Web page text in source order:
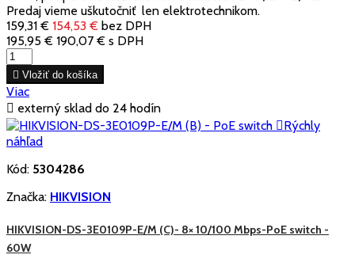
Predaj vieme uškutočniť len elektrotechnikom.
159,31 € 154,53 € bez DPH
195,95 € 190,07 € s DPH
 Vložiť do košíka
Viac
 externý sklad do 24 hodín
Rýchly
náhľad
Kód: 5304286
Značka: HIKVISION
HIKVISION-DS-3E0109P-E/M (C)- 8× 10/100 Mbps-PoE switch -
60W